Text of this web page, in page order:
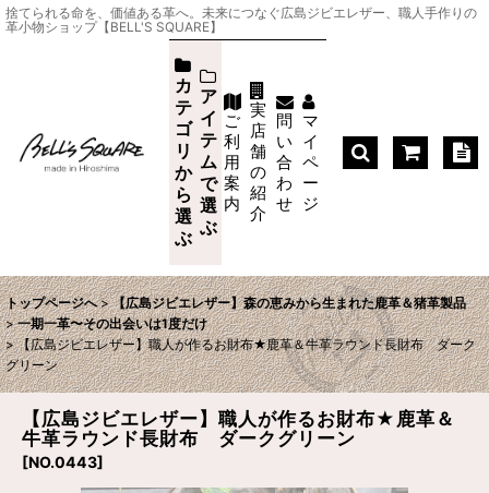
捨てられる命を、価値ある革へ。未来につなぐ広島ジビエレザー、職人手作りの
革小物ショップ【BELL'S SQUARE】
カ
テ
ゴ
リ
か
ら
選
ぶ
ア
イ
テ
ム
で
選
ぶ
ご
利
用
案
内
実
店
舗
の
紹
介
問
い
合
わ
せ
マ
イ
ペ
ー
ジ
トップページへ > 【広島ジビエレザー】森の恵みから生まれた鹿革＆猪革製品
> 一期一革〜その出会いは1度だけ
> 【広島ジビエレザー】職人が作るお財布★鹿革＆牛革ラウンド長財布 ダーク
グリーン
【広島ジビエレザー】職人が作るお財布★鹿革＆
牛革ラウンド長財布 ダークグリーン
[NO.0443]